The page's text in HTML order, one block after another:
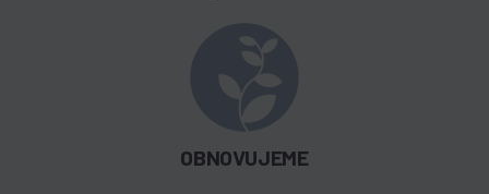
OBNOVUJEME